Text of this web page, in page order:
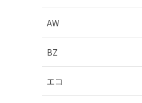
AW
BZ
エコ